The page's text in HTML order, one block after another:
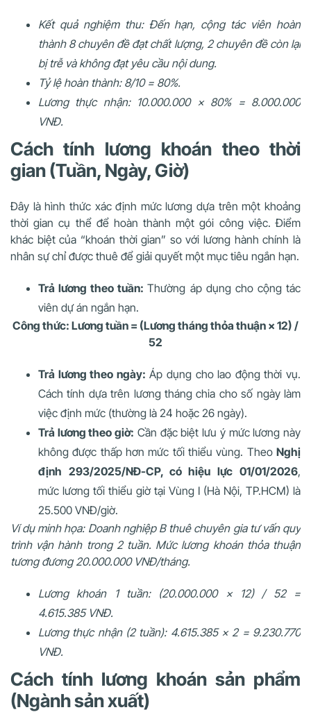
Kết quả nghiệm thu: Đến hạn, cộng tác viên hoàn
thành 8 chuyên đề đạt chất lượng, 2 chuyên đề còn lại
bị trễ và không đạt yêu cầu nội dung.
Tỷ lệ hoàn thành: 8/10 = 80%.
Lương thực nhận: 10.000.000 × 80% = 8.000.000
VNĐ.
Cách tính lương khoán theo thời
gian (Tuần, Ngày, Giờ)
Đây là hình thức xác định mức lương dựa trên một khoảng
thời gian cụ thể để hoàn thành một gói công việc. Điểm
khác biệt của “khoán thời gian” so với lương hành chính là
nhân sự chỉ được thuê để giải quyết một mục tiêu ngắn hạn.
Trả lương theo tuần:Thường áp dụng cho cộng tác
viên dự án ngắn hạn.
Công thức: Lương tuần = (Lương tháng thỏa thuận × 12) /
52
Trả lương theo ngày: Áp dụng cho lao động thời vụ.
Cách tính dựa trên lương tháng chia cho số ngày làm
việc định mức (thường là 24 hoặc 26 ngày).
Trả lương theo giờ: Cần đặc biệt lưu ý mức lương này
không được thấp hơn mức tối thiểu vùng. Theo Nghị
định 293/2025/NĐ-CP, có hiệu lực 01/01/2026,
mức lương tối thiểu giờ tại Vùng I (Hà Nội, TP.HCM) là
25.500 VNĐ/giờ.
Ví dụ minh họa: Doanh nghiệp B thuê chuyên gia tư vấn quy
trình vận hành trong 2 tuần. Mức lương khoán thỏa thuận
tương đương 20.000.000 VNĐ/tháng.
Lương khoán 1 tuần: (20.000.000 × 12) / 52 =
4.615.385 VNĐ.
Lương thực nhận (2 tuần): 4.615.385 × 2 = 9.230.770
VNĐ.
Cách tính lương khoán sản phẩm
(Ngành sản xuất)